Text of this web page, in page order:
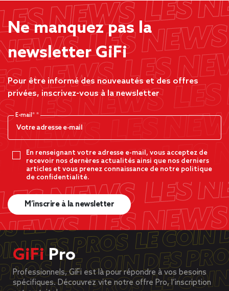
Ne manquez pas la
newsletter GiFi
Pour être informé des nouveautés et des offres
privées, inscrivez-vous à la newsletter
E-mail*
En renseignant votre adresse e-mail, vous acceptez de
recevoir nos dernères actualités ainsi que nos derniers
articles et vous prenez connaissance de notre politique
de confidentialité.
M’inscrire à la newsletter
GiFiPro
Professionnels, GiFi est là pour répondre à vos besoins
spécifiques. Découvrez vite notre offre Pro, l’inscription